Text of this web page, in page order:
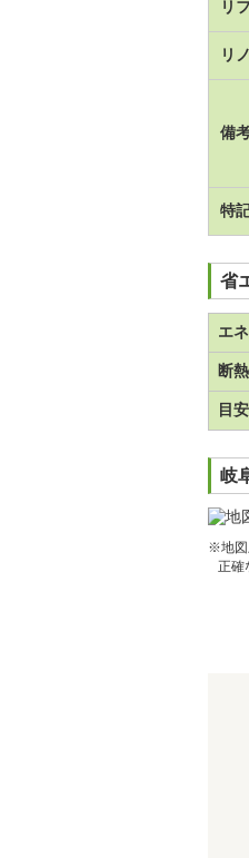
リ
リ
備
特
省
エ
断
目
岐
※地図
正確